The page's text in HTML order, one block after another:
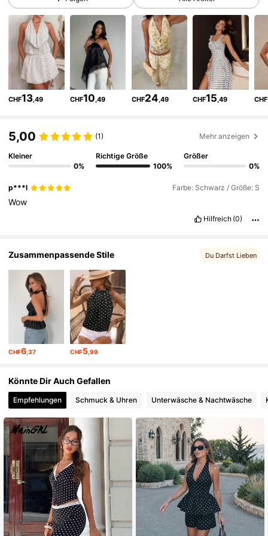
4,79 555K Follower
4,79 555K Follower
4,79
4,79 555K Follower
4,79 555K Follower
CHF13,49 CHF10,49 CHF24,49 CHF15,49 CHF
5,00 (1) Mehr anzeigen
Kleiner
0%
Richtige Größe
100%
Größer
0%
p***l Farbe: Schwarz / Größe: S
Wow
Hilfreich (0)
Zusammenpassende Stile Du Darfst Lieben
CHF6 ,37 CHF5 ,99
Könnte Dir Auch Gefallen
Empfehlungen Schmuck & Uhren Unterwäsche & Nachtwäsche